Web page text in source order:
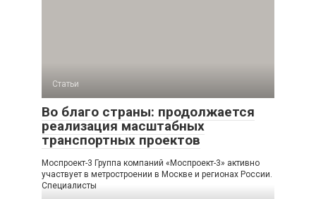
Статьи
Во благо страны: продолжается
реализация масштабных
транспортных проектов
Моспроект-3 Группа компаний «Моспроект-3» активно
участвует в метростроении в Москве и регионах России.
Специалисты